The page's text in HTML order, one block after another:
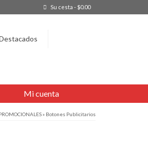
Su cesta - $0.00
Mi cuenta
» Botones Publicitarios